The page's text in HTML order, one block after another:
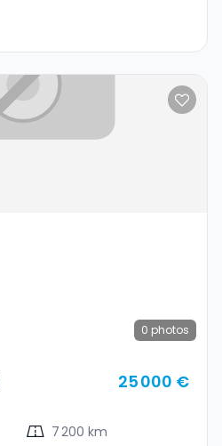
0 photos
25 000 €
7 200 km